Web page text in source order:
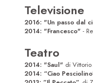
Televisione
2016: "Un passo dal
2014: "Francesco" -
Teatro
2014: "Saul" di
2014: “Ciao